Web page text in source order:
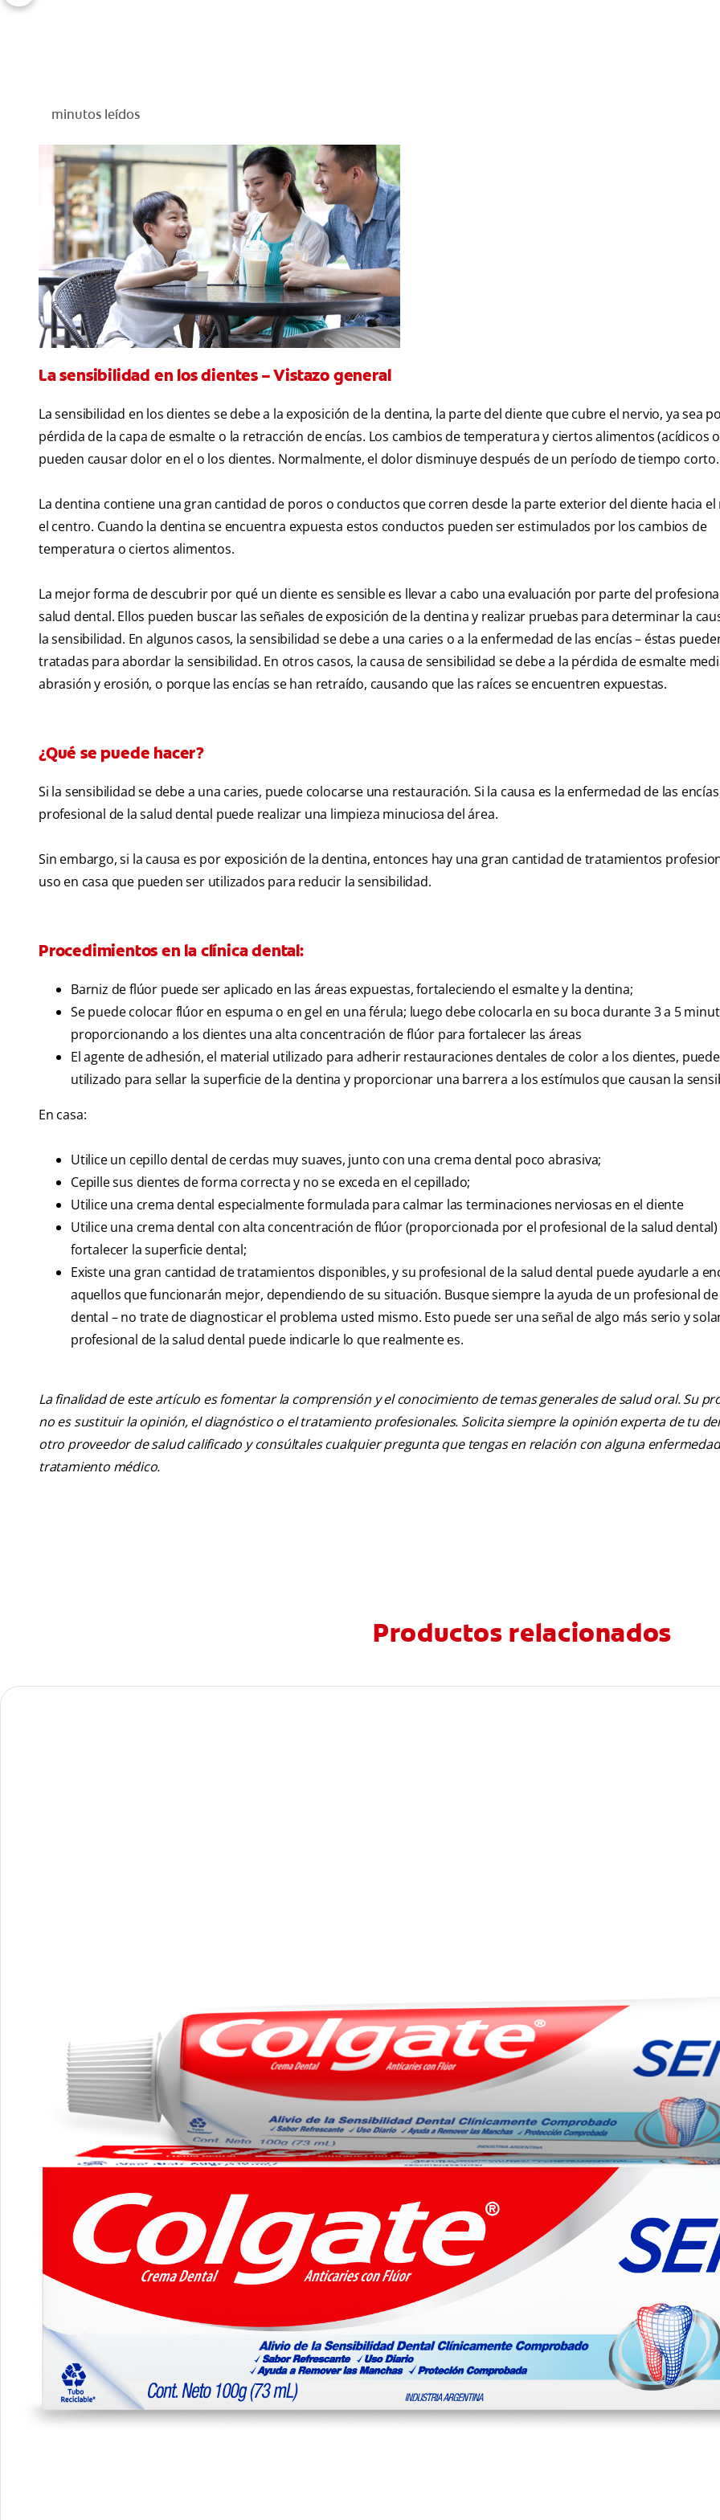
minutos leídos
La sensibilidad en los dientes – Vistazo general
La sensibilidad en los dientes se debe a la exposición de la dentina, la parte del diente que cubre el nervio, ya sea
pérdida de la capa de esmalte o la retracción de encías. Los cambios de temperatura y ciertos alimentos (acídicos
pueden causar dolor en el o los dientes. Normalmente, el dolor disminuye después de un período de tiempo corto.
La dentina contiene una gran cantidad de poros o conductos que corren desde la parte exterior del diente hacia el
el centro. Cuando la dentina se encuentra expuesta estos conductos pueden ser estimulados por los cambios de
temperatura o ciertos alimentos.
La mejor forma de descubrir por qué un diente es sensible es llevar a cabo una evaluación por parte del
salud dental. Ellos pueden buscar las señales de exposición de la dentina y realizar pruebas para determinar la
la sensibilidad. En algunos casos, la sensibilidad se debe a una caries o a la enfermedad de las encías – éstas
tratadas para abordar la sensibilidad. En otros casos, la causa de sensibilidad se debe a la pérdida de esmalte
abrasión y erosión, o porque las encías se han retraído, causando que las raíces se encuentren expuestas.
¿Qué se puede hacer?
Si la sensibilidad se debe a una caries, puede colocarse una restauración. Si la causa es la enfermedad de las
profesional de la salud dental puede realizar una limpieza minuciosa del área.
Sin embargo, si la causa es por exposición de la dentina, entonces hay una gran cantidad de tratamientos
uso en casa que pueden ser utilizados para reducir la sensibilidad.
Procedimientos en la clínica dental:
Barniz de flúor puede ser aplicado en las áreas expuestas, fortaleciendo el esmalte y la dentina;
Se puede colocar flúor en espuma o en gel en una férula; luego debe colocarla en su boca durante 3 a 5
proporcionando a los dientes una alta concentración de flúor para fortalecer las áreas
El agente de adhesión, el material utilizado para adherir restauraciones dentales de color a los dientes,
utilizado para sellar la superficie de la dentina y proporcionar una barrera a los estímulos que causan la
En casa:
Utilice un cepillo dental de cerdas muy suaves, junto con una crema dental poco abrasiva;
Cepille sus dientes de forma correcta y no se exceda en el cepillado;
Utilice una crema dental especialmente formulada para calmar las terminaciones nerviosas en el diente
Utilice una crema dental con alta concentración de flúor (proporcionada por el profesional de la salud
fortalecer la superficie dental;
Existe una gran cantidad de tratamientos disponibles, y su profesional de la salud dental puede ayudarle a
aquellos que funcionarán mejor, dependiendo de su situación. Busque siempre la ayuda de un profesional
dental – no trate de diagnosticar el problema usted mismo. Esto puede ser una señal de algo más serio y
profesional de la salud dental puede indicarle lo que realmente es.
La finalidad de este artículo es fomentar la comprensión y el conocimiento de temas generales de salud oral. Su
no es sustituir la opinión, el diagnóstico o el tratamiento profesionales. Solicita siempre la opinión experta de tu
otro proveedor de salud calificado y consúltales cualquier pregunta que tengas en relación con alguna
tratamiento médico.
Productos relacionados